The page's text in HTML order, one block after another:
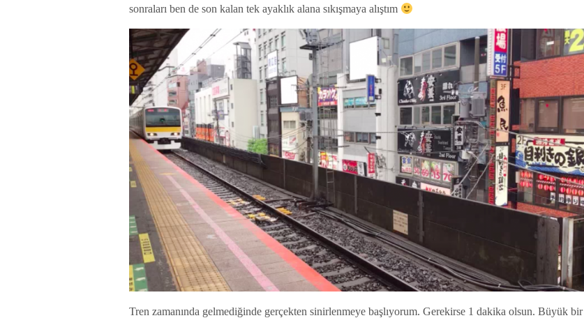
sonraları ben de son kalan tek ayaklık alana sıkışmaya alıştım
Tren zamanında gelmediğinde gerçekten sinirlenmeye başlıyorum. Gerekirse 1 dakika olsun. Büyük bir